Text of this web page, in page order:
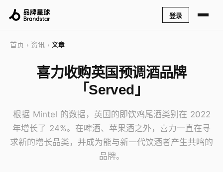
登录
首页 › 资讯 › 文章
喜力收购英国预调酒品牌
「Served」
根据 Mintel 的数据，英国的即饮鸡尾酒类别在 2022
年增长了 24%。在啤酒、苹果酒之外，喜力一直在寻
求新的增长品类，并成为能与新一代饮酒者产生共鸣的
品牌。